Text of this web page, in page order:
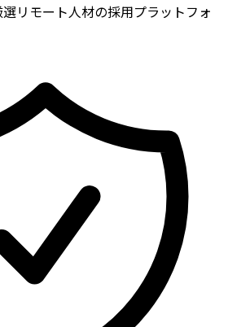
リモート人材の採用プラットフォ